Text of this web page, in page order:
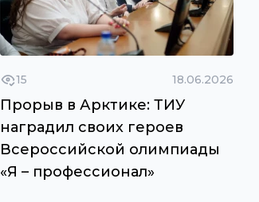
15 18.06.2026
Прорыв в Арктике: ТИУ
наградил своих героев
Всероссийской олимпиады
«Я – профессионал»